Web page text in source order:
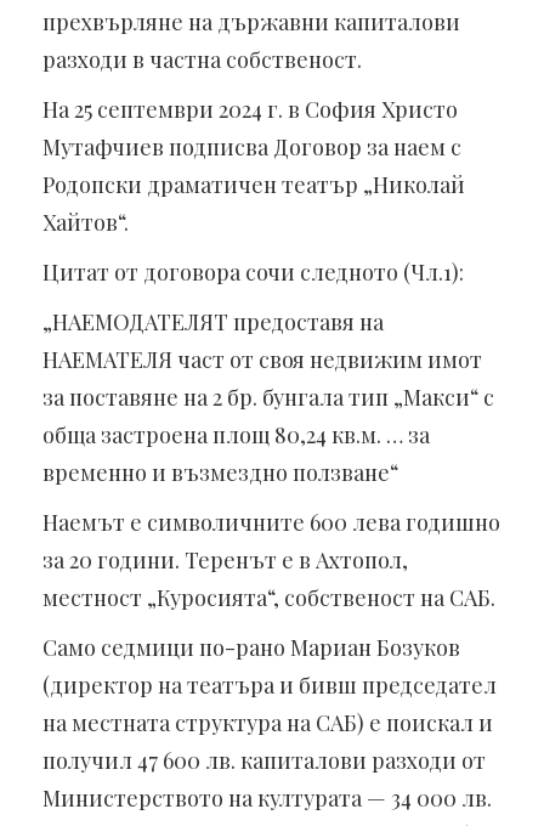
прехвърляне на държавни капиталови
разходи в частна собственост.
На 25 септември 2024 г. в София Христо
Мутафчиев подписва Договор за наем с
Родопски драматичен театър „Николай
Хайтов“.
Цитат от договора сочи следното (Чл.1):
„НАЕМОДАТЕЛЯТ предоставя на
НАЕМАТЕЛЯ част от своя недвижим имот
за поставяне на 2 бр. бунгала тип „Макси“ с
обща застроена площ 80,24 кв.м. … за
временно и възмездно ползване“
Наемът е символичните 600 лева годишно
за 20 години. Теренът е в Ахтопол,
местност „Куросията“, собственост на САБ.
Само седмици по-рано Мариан Бозуков
(директор на театъра и бивш председател
на местната структура на САБ) е поискал и
получил 47 600 лв. капиталови разходи от
Министерството на културата — 34 000 лв.